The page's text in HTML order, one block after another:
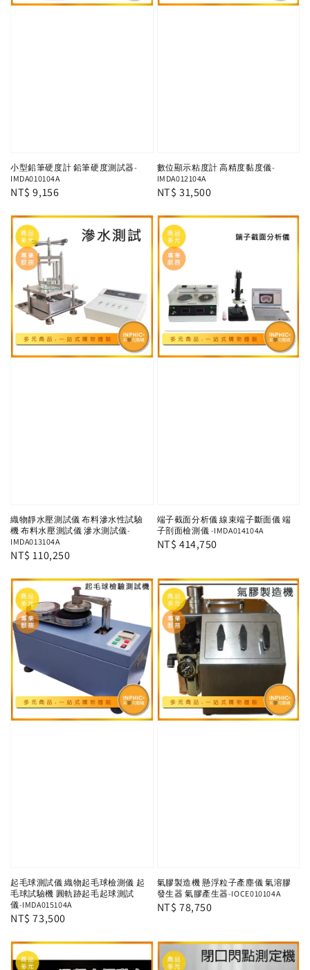
小型鉛筆硬度計 鉛筆硬度測試器-
IMDA010104A
Regular
NT$ 9,156
數位顯示粘度計 高精度黏度儀-
IMDA012104A
Regular
NT$ 31,500
織物靜水壓測試儀 布料滲水性試驗
機 布料水壓測試儀 滲水測試儀-
IMDA013104A
Regular
NT$ 110,250
端子截面分析儀 線束端子斷面儀 端
子剖面檢測儀 -IMDA014104A
Regular
NT$ 414,750
起毛球測試儀 織物起毛球檢測儀 起
毛球試驗機 圓軌跡起毛起球測試
儀-IMDA015104A
Regular
NT$ 73,500
氣膠製造機 懸浮粒子產塵儀 氣溶膠
發生器 氣膠產生器-IOCE010104A
Regular
NT$ 78,750